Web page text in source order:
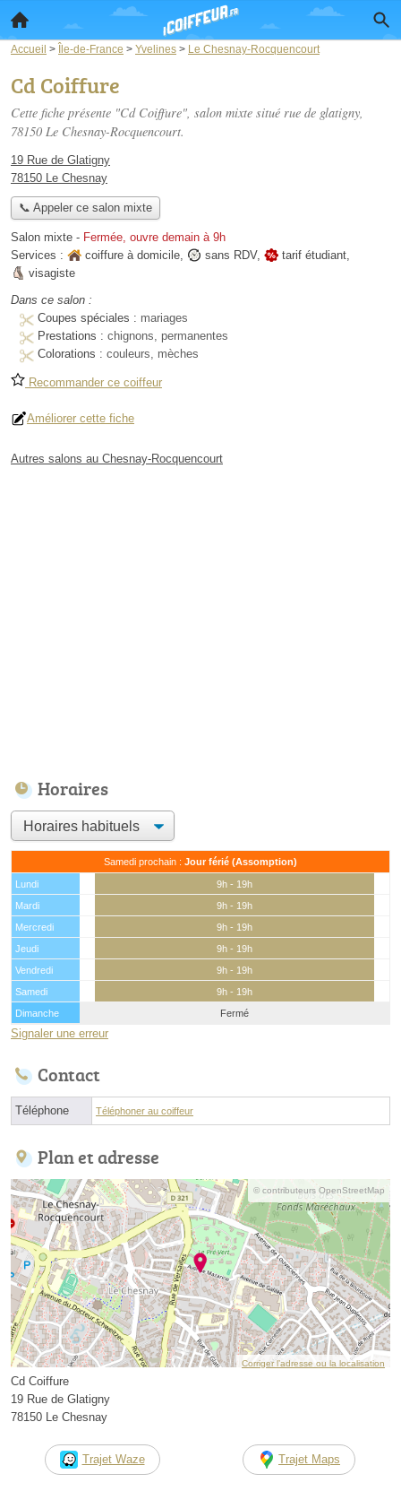
Accueil > Île-de-France > Yvelines > Le Chesnay-Rocquencourt
Cd Coiffure
Cette fiche présente "Cd Coiffure", salon mixte situé rue de glatigny,
78150 Le Chesnay-Rocquencourt.
19 Rue de Glatigny
78150 Le Chesnay
📞 Appeler ce salon mixte
Salon mixte - Fermée, ouvre demain à 9h
Services :
coiffure à domicile, sans RDV, tarif étudiant,
visagiste
Dans ce salon :
Coupes spéciales : mariages
Prestations : chignons, permanentes
Colorations : couleurs, mèches
Recommander ce coiffeur
Améliorer cette fiche
Autres salons au Chesnay-Rocquencourt
Horaires
Samedi prochain : Jour férié (Assomption)
Lundi
9h - 19h
Mardi
9h - 19h
Mercredi
9h - 19h
Jeudi
9h - 19h
Vendredi
9h - 19h
Samedi
9h - 19h
Dimanche
Fermé
Signaler une erreur
Contact
Téléphone Téléphoner au coiffeur
Plan et adresse
© contributeurs OpenStreetMap
Corriger l’adresse ou la localisation
Cd Coiffure
19 Rue de Glatigny
78150 Le Chesnay
Trajet Waze Trajet Maps